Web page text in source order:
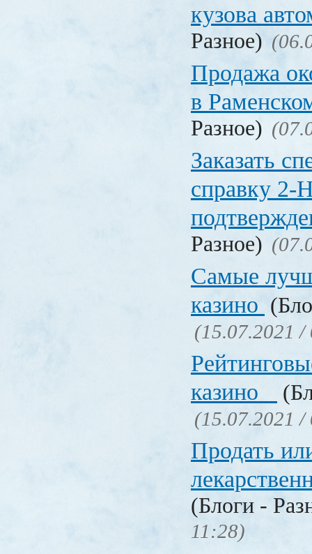
кузова
Разное)
Продажа
в
Разное)
Заказать
справку
Разное)
Самые
казино
(15.07.2021 /
казино
(15.07.2021 /
Продать
(Блоги -
11:28)